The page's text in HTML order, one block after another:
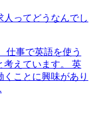
人ってどうなんでし
仕事で英語を使う
考えています。 英
ことに興味があり